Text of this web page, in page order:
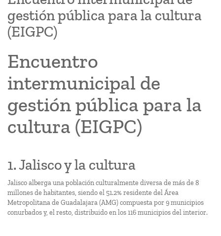
gestión pública para la cultura
(EIGPC)
Encuentro
intermunicipal de
gestión pública para la
cultura (EIGPC)
1. Jalisco y la cultura
Jalisco alberga una población culturalmente diversa de más de 8
millones de habitantes, siendo el 51.2% residente del Área
Metropolitana de Guadalajara (AMG) compuesta por 9 municipios
conurbados y, el resto, distribuido en los 116 municipios del interior.